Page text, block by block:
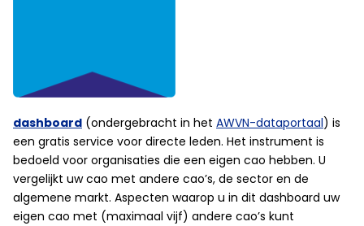
dashboard (ondergebracht in het AWVN-dataportaal) is
een gratis service voor directe leden. Het instrument is
bedoeld voor organisaties die een eigen cao hebben. U
vergelijkt uw cao met andere cao’s, de sector en de
algemene markt. Aspecten waarop u in dit dashboard uw
eigen cao met (maximaal vijf) andere cao’s kunt